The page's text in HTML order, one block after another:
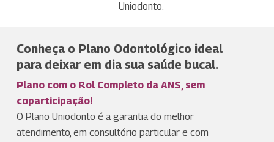
Uniodonto.
Conheça o Plano Odontológico ideal
para deixar em dia sua saúde bucal.
Plano com o Rol Completo da ANS, sem
coparticipação!
O Plano Uniodonto é a garantia do melhor
atendimento, em consultório particular e com